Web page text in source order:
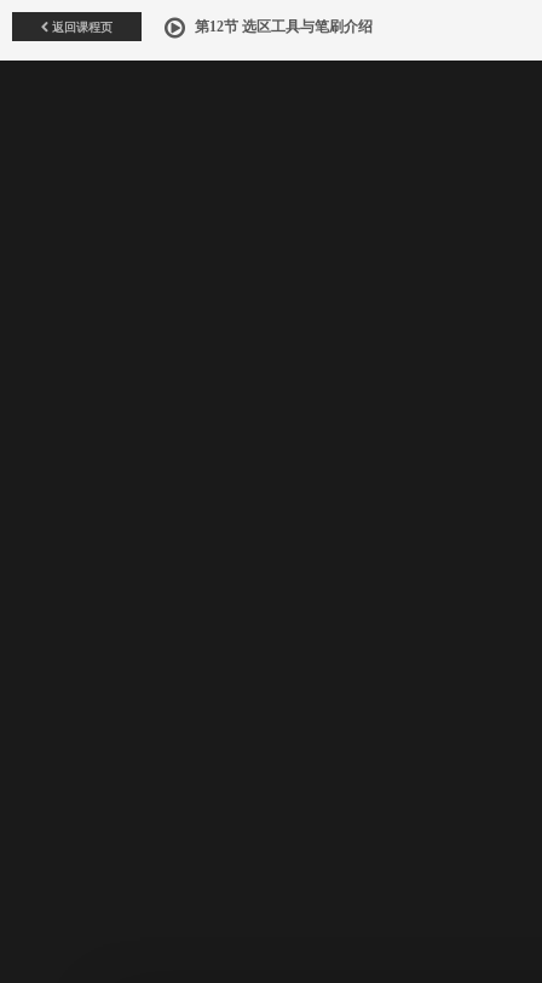
返回课程页 第12节 选区工具与笔刷介绍